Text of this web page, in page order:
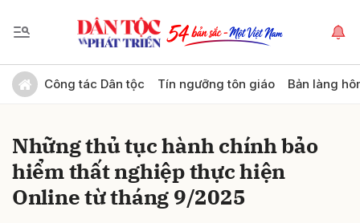
Công tác Dân tộc Tín ngưỡng tôn giáo Bản làng
Những thủ tục hành chính bảo
hiểm thất nghiệp thực hiện
Online từ tháng 9/2025
Gửi bình luận